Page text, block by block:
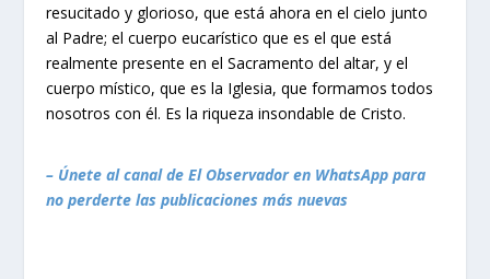
resucitado y glorioso, que está ahora en el cielo junto
al Padre; el cuerpo eucarístico que es el que está
realmente presente en el Sacramento del altar, y el
cuerpo místico, que es la Iglesia, que formamos todos
nosotros con él. Es la riqueza insondable de Cristo.
– Únete al canal de El Observador en WhatsApp para
no perderte las publicaciones más nuevas